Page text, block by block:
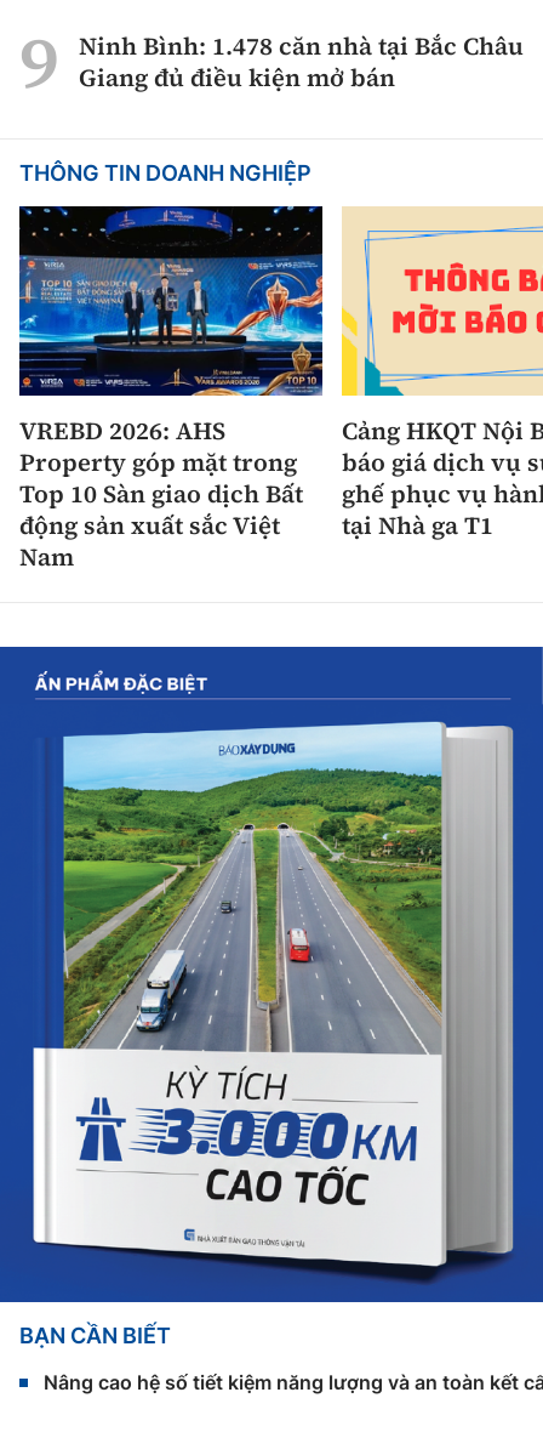
Ninh Bình: 1.478 căn nhà tại Bắc Châu
Giang đủ điều kiện mở bán
THÔNG TIN DOANH NGHIỆP
VREBD 2026: AHS
Property góp mặt trong
Top 10 Sàn giao dịch Bất
động sản xuất sắc Việt
Nam
Cảng HKQT Nội
báo giá dịch vụ
ghế phục vụ
tại Nhà ga T1
BẠN CẦN BIẾT
Nâng cao hệ số tiết kiệm năng lượng và an toàn kết